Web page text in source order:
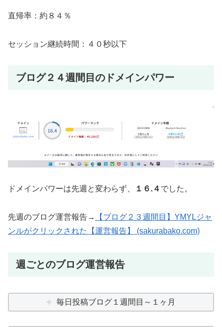
直帰率：約８４％
セッション継続時間：４０秒以下
ブログ２４週間目のドメインパワー
ドメインパワーは先週と変わらず、 １６.４ でした。
先週のブログ運営報告→ 【ブログ２ ３ 週間目】YMYLジャ
ンルがクリックされた【運営報告】 (sakurabako.com)
週ごとのブログ運営報告
毎日投稿ブログ１週間目～１ヶ月